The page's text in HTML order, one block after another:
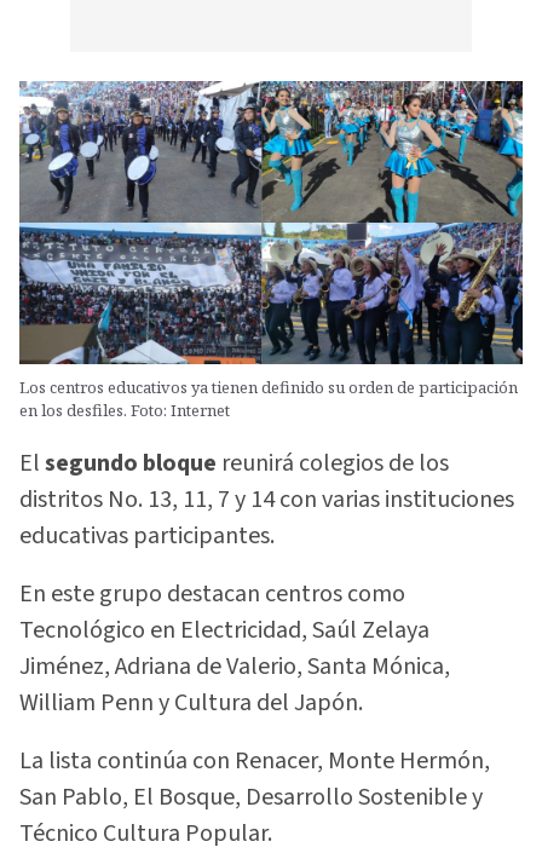
Los centros educativos ya tienen definido su orden de participación
en los desfiles. Foto: Internet
Elsegundo bloque reunirá colegios de los
distritos No. 13, 11, 7 y 14 con varias instituciones
educativas participantes.
En este grupo destacan centros como
Tecnológico en Electricidad, Saúl Zelaya
Jiménez, Adriana de Valerio, Santa Mónica,
William Penn y Cultura del Japón.
La lista continúa con Renacer, Monte Hermón,
San Pablo, El Bosque, Desarrollo Sostenible y
Técnico Cultura Popular.